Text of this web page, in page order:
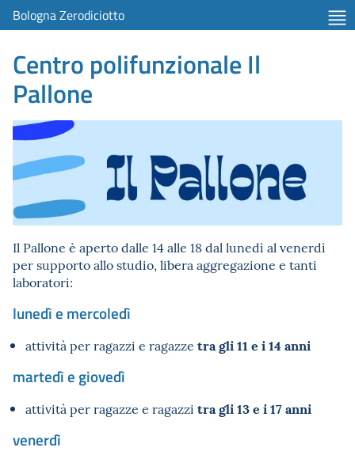
Bologna Zerodiciotto
Centro polifunzionale Il
Pallone
Il Pallone è aperto dalle 14 alle 18 dal lunedì al venerdì
per supporto allo studio, libera aggregazione e tanti
laboratori:
lunedì e mercoledì
attività per ragazzi e ragazze tra gli 11 e i 14 anni
martedì e giovedì
attività per ragazze e ragazzi tra gli 13 e i 17 anni
venerdì